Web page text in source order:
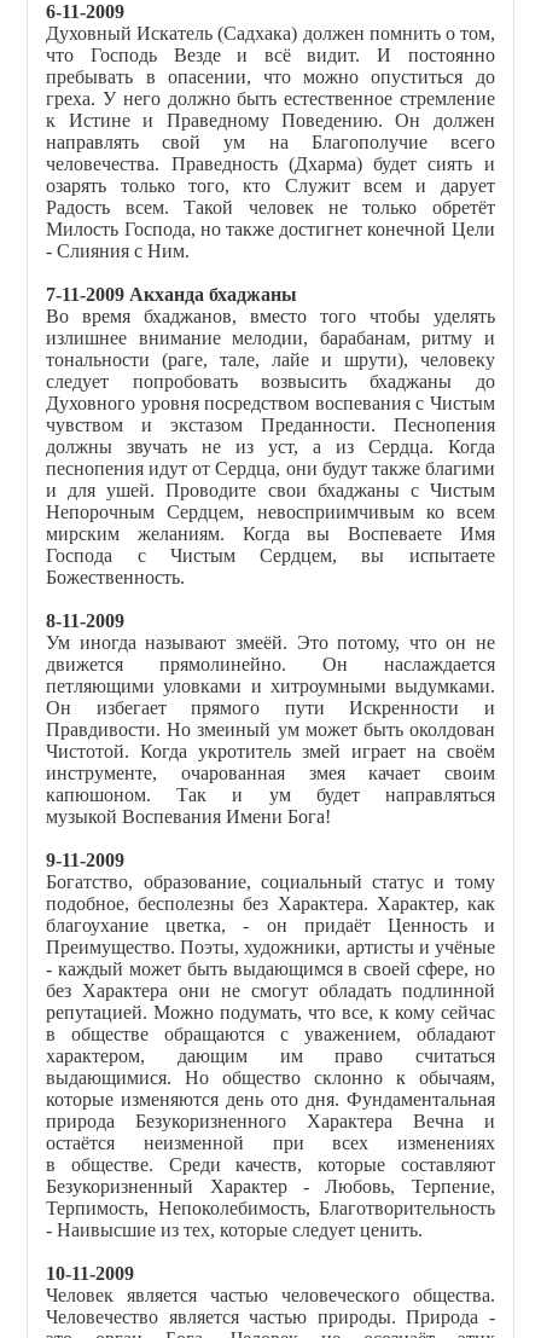
6-11-2009
Духовный Искатель (Садхака) должен помнить о том,
что Господь Везде и всё видит. И постоянно
пребывать в опасении, что можно опуститься до
греха. У него должно быть естественное стремление
к Истине и Праведному Поведению. Он должен
направлять свой ум на Благополучие всего
человечества. Праведность (Дхарма) будет сиять и
озарять только того, кто Служит всем и дарует
Радость всем. Такой человек не только обретёт
Милость Господа, но также достигнет конечной Цели
- Слияния с Ним.
7-11-2009 Акханда бхаджаны
Во время бхаджанов, вместо того чтобы уделять
излишнее внимание мелодии, барабанам, ритму и
тональности (раге, тале, лайе и шрути), человеку
следует попробовать возвысить бхаджаны до
Духовного уровня посредством воспевания с Чистым
чувством и экстазом Преданности. Песнопения
должны звучать не из уст, а из Сердца. Когда
песнопения идут от Сердца, они будут также благими
и для ушей. Проводите свои бхаджаны с Чистым
Непорочным Сердцем, невосприимчивым ко всем
мирским желаниям. Когда вы Воспеваете Имя
Господа с Чистым Сердцем, вы испытаете
Божественность.
8-11-2009
Ум иногда называют змеёй. Это потому, что он не
движется прямолинейно. Он наслаждается
петляющими уловками и хитроумными выдумками.
Он избегает прямого пути Искренности и
Правдивости. Но змеиный ум может быть околдован
Чистотой. Когда укротитель змей играет на своём
инструменте, очарованная змея качает своим
капюшоном. Так и ум будет направляться
музыкой Воспевания Имени Бога!
9-11-2009
Богатство, образование, социальный статус и тому
подобное, бесполезны без Характера. Характер, как
благоухание цветка, - он придаёт Ценность и
Преимущество. Поэты, художники, артисты и учёные
- каждый может быть выдающимся в своей сфере, но
без Характера они не смогут обладать подлинной
репутацией. Можно подумать, что все, к кому сейчас
в обществе обращаются с уважением, обладают
характером, дающим им право считаться
выдающимися. Но общество склонно к обычаям,
которые изменяются день ото дня. Фундаментальная
природа Безукоризненного Характера Вечна и
остаётся неизменной при всех изменениях
в обществе. Среди качеств, которые составляют
Безукоризненный Характер - Любовь, Терпение,
Терпимость, Непоколебимость, Благотворительность
- Наивысшие из тех, которые следует ценить.
10-11-2009
Человек является частью человеческого общества.
Человечество является частью природы. Природа -